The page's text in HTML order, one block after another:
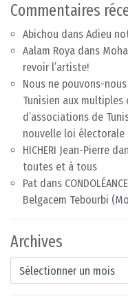
Commentaires
Abichou dans Adieu
Aalam Roya dans
revoir l’artiste!
Nous ne pouvons-
Tunisien aux multiples
d’associations de
nouvelle loi électorale
HICHERI Jean-Pierre
toutes et à tous
Pat dans
Belgacem Tebourbi
Archives
Archives